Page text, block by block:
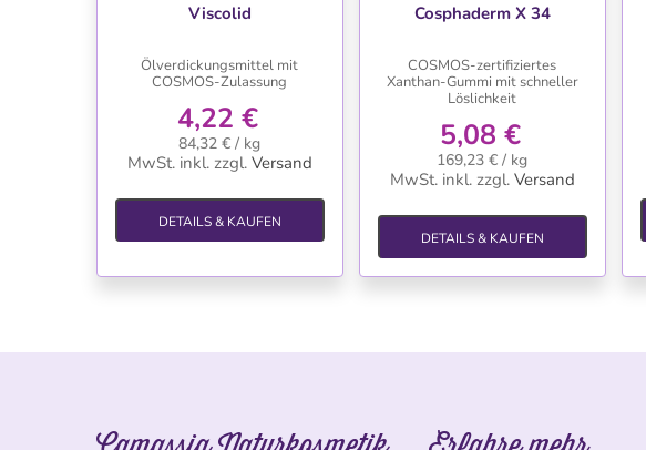
Viscolid
Ölverdickungsmittel mit
COSMOS-Zulassung
4,22 €
84,32 € / kg
MwSt. inkl. zzgl. Versand
DETAILS & KAUFEN
Cosphaderm X 34
COSMOS-zertifiziertes
Xanthan-Gummi mit schneller
Löslichkeit
5,08 €
169,23 € / kg
MwSt. inkl. zzgl. Versand
DETAILS & KAUFEN